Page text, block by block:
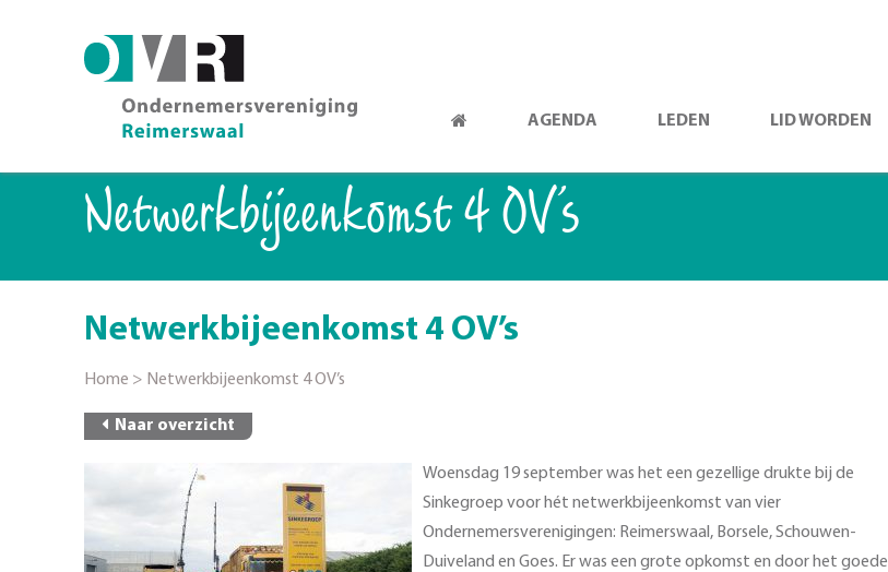
AGENDA LEDEN LID WORDEN
Netwerkbijeenkomst 4 OV’s
Netwerkbijeenkomst 4 OV’s
Home > Netwerkbijeenkomst 4 OV’s
Naar overzicht
Woensdag 19 september was het een gezellige drukte bij de
Sinkegroep voor hét netwerkbijeenkomst van vier
Ondernemersverenigingen: Reimerswaal, Borsele, Schouwen-
Duiveland en Goes. Er was een grote opkomst en door het goede